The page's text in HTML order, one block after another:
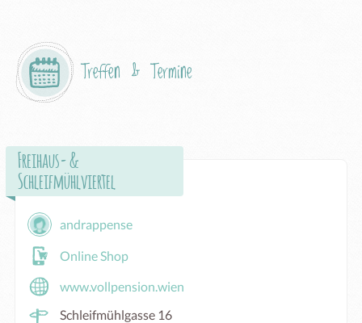
Treffen & Termine
Freihaus- &
Schleifmühlviertel
andrappense
Online Shop
www.vollpension.wien
Schleifmühlgasse 16